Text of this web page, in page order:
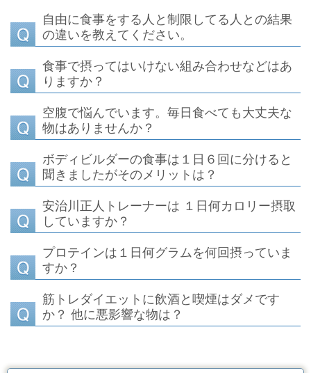
自由に食事をする人と制限してる人との結果
の違いを教えてください。
食事で摂ってはいけない組み合わせなどはあ
りますか？
空腹で悩んでいます。毎日食べても大丈夫な
物はありませんか？
ボディビルダーの食事は１日６回に分けると
聞きましたがそのメリットは？
安治川正人トレーナーは １日何カロリー摂取
していますか？
プロテインは１日何グラムを何回摂っていま
すか？
筋トレダイエットに飲酒と喫煙はダメです
か？ 他に悪影響な物は？